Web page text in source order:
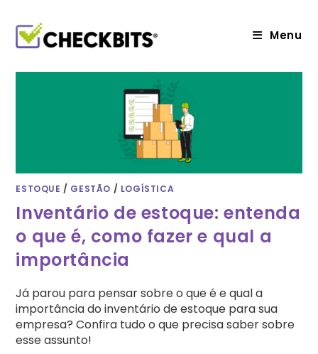
conteúdo
Menu
ESTOQUE / GESTÃO / LOGÍSTICA
Inventário de estoque: entenda
o que é, como fazer e qual a
importância
Já parou para pensar sobre o que é e qual a
importância do inventário de estoque para sua
empresa? Confira tudo o que precisa saber sobre
esse assunto!